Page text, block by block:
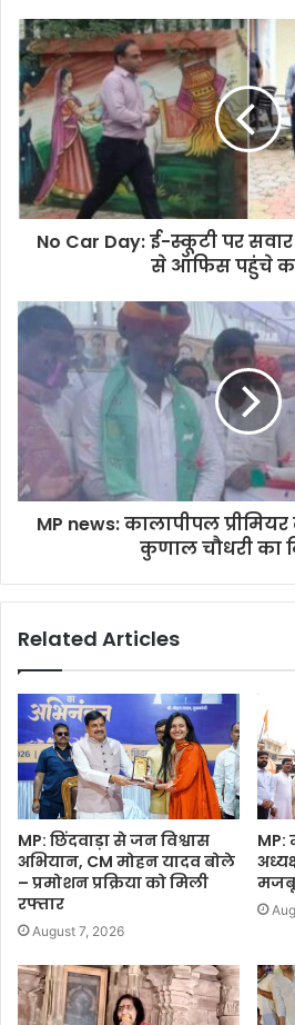
No Car Day: ई-स्कूटी पर
से ऑफिस पहुंचे
MP news: कालापीपल
कुणाल चौधरी का
Related Articles
MP: छिंदवाड़ा से जन विश्वास
अभियान, CM मोहन यादव बोले
– प्रमोशन प्रक्रिया को मिली
रफ्तार
August 7, 2026
MP: